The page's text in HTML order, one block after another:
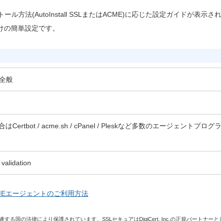
ル方法(AutoInstall SSLまたはACME)に応じた設定ガイドが表示さ
簡単設定です。
般
はCertbot / acme.sh / cPanel / Pleskなど多数のエージェントプログ
エージェントのご利用方法
する国の法律により保護されています。SSLセキュアはDigiCert, Inc.の正規パートナーと